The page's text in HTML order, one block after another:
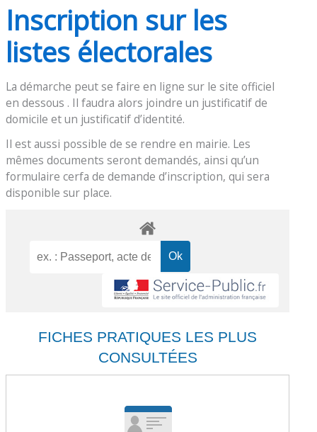
Inscription sur les
listes électorales
La démarche peut se faire en ligne sur le site officiel
en dessous . Il faudra alors joindre un justificatif de
domicile et un justificatif d’identité.
Il est aussi possible de se rendre en mairie. Les
mêmes documents seront demandés, ainsi qu’un
formulaire cerfa de demande d’inscription, qui sera
disponible sur place.
FICHES PRATIQUES LES PLUS
CONSULTÉES